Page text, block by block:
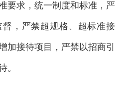
要求，统一制度和标准，严
，严禁超规格、超标准接
加接待项目，严禁以招商引
。